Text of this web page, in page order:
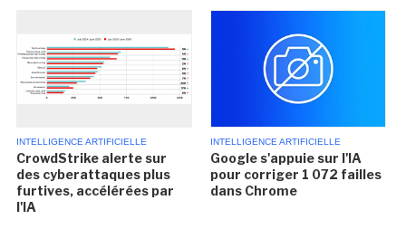
INTELLIGENCE ARTIFICIELLE
CrowdStrike alerte sur
des cyberattaques plus
furtives, accélérées par
l'IA
INTELLIGENCE ARTIFICIELLE
Google s'appuie sur l'IA
pour corriger 1 072 failles
dans Chrome